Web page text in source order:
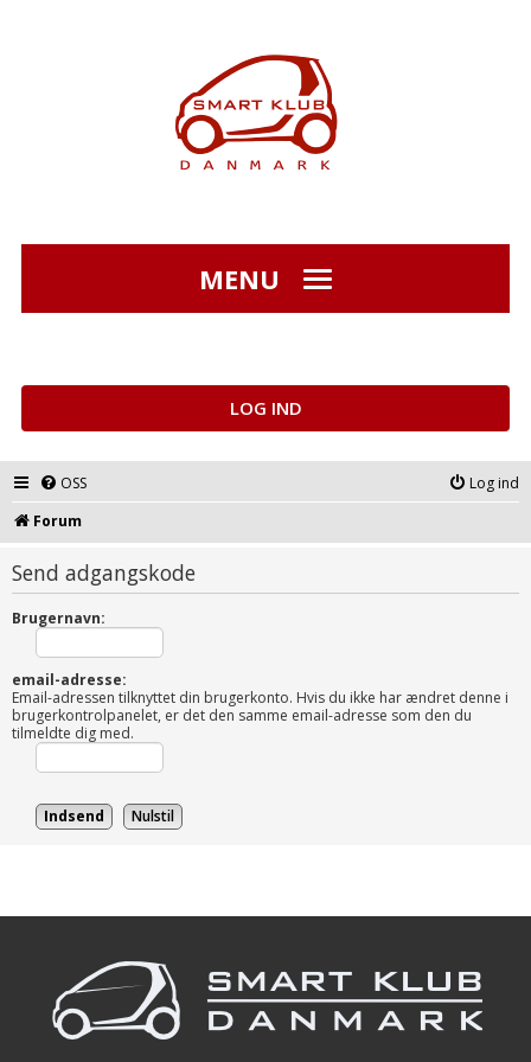
MENU
LOG IND
OSS
Log ind
Forum
Send adgangskode
Brugernavn:
email-adresse:
Email-adressen tilknyttet din brugerkonto. Hvis du ikke har ændret denne i
brugerkontrolpanelet, er det den samme email-adresse som den du
tilmeldte dig med.